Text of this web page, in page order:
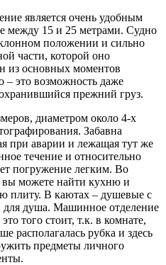
является очень удобным
между 15 и 25 метрами. Судно
положении и сильно
части, которой оно
из основных моментов
– это возможность даже
прежний груз.
диаметром около 4-х
Забавна
при аварии и лежащая тут же
течение и относительно
погружение легким. Во
вы можете найти кухню и
плиту. В каютах – душевые с
для душа. Машинное отделение
того стоит, т.к. в комнате,
располагалась рубка и здесь
предметы личного